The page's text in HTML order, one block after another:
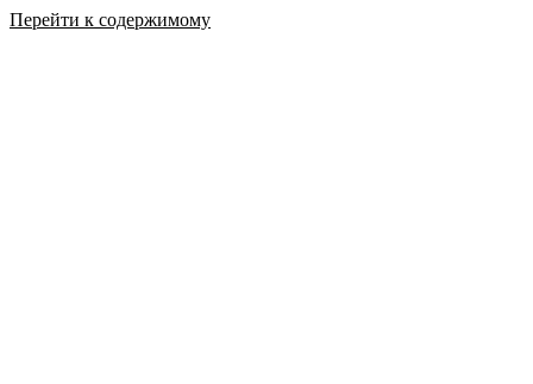
Перейти к содержимому